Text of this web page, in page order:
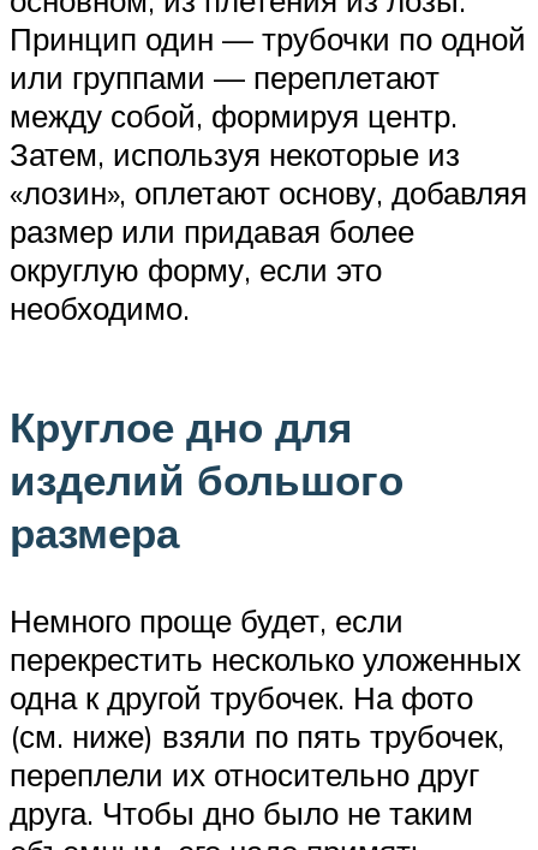
Принцип один — трубочки по одной
или группами — переплетают
между собой, формируя центр.
Затем, используя некоторые из
«лозин», оплетают основу, добавляя
размер или придавая более
округлую форму, если это
необходимо.
Круглое дно для
изделий большого
размера
Немного проще будет, если
перекрестить несколько уложенных
одна к другой трубочек. На фото
(см. ниже) взяли по пять трубочек,
переплели их относительно друг
друга. Чтобы дно было не таким